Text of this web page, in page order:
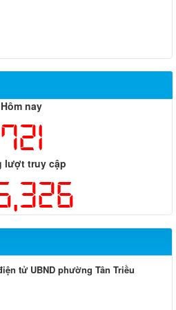
Hôm nay
721
lượt truy cập
tử UBND phường Tân Triều